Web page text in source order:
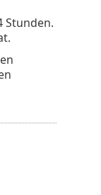
Stunden.